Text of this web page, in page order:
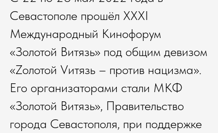
Севастополе прошёл XXXI
Международный Кинофорум
«Золотой Витязь» под общим девизом
«Zолотой Vитязь – против нацизма».
Его организаторами стали МКФ
«Золотой Витязь», Правительство
города Севастополя, при поддержке